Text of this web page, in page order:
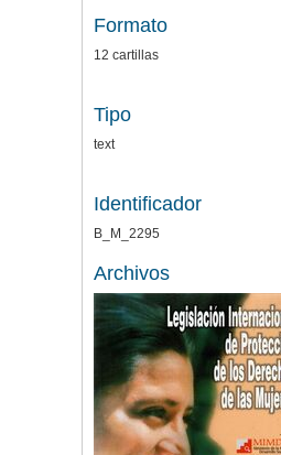
Formato
12 cartillas
Tipo
text
Identificador
B_M_2295
Archivos